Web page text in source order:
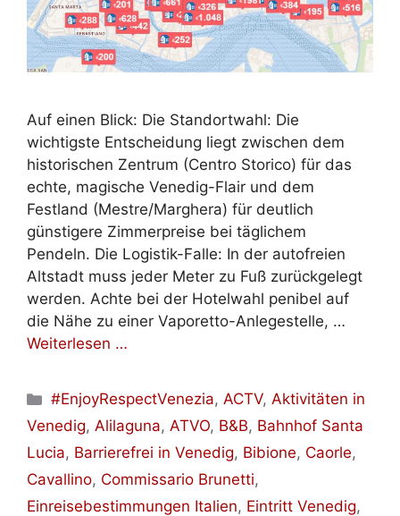
Auf einen Blick: Die Standortwahl: Die
wichtigste Entscheidung liegt zwischen dem
historischen Zentrum (Centro Storico) für das
echte, magische Venedig-Flair und dem
Festland (Mestre/Marghera) für deutlich
günstigere Zimmerpreise bei täglichem
Pendeln. Die Logistik-Falle: In der autofreien
Altstadt muss jeder Meter zu Fuß zurückgelegt
werden. Achte bei der Hotelwahl penibel auf
die Nähe zu einer Vaporetto-Anlegestelle, …
Weiterlesen …
Kategorien
#EnjoyRespectVenezia,ACTV,Aktivitäten in
Venedig, Alilaguna, ATVO, B&B, Bahnhof Santa
Lucia, Barrierefrei in Venedig, Bibione, Caorle,
Cavallino, Commissario Brunetti,
Einreisebestimmungen Italien, Eintritt Venedig,